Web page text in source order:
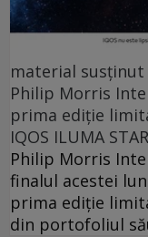
material
Philip Morris
prima ediție
IQOS ILUMA
Philip Morris
finalul acestei luni
prima ediție
din portofoliul